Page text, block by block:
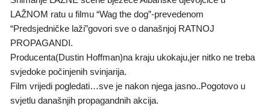
LAŽNOM ratu u filmu “Wag the dog”-prevedenom
“Predsjedničke laži”govori sve o današnjoj RATNOJ
PROPAGANDI.
Producenta(Dustin Hoffman)na kraju ukokaju,jer nitko ne treba
svjedoke počinjenih svinjarija.
Film vrijedi pogledati…sve je nakon njega jasno..Pogotovo u
svjetlu današnjih propagandnih akcija.